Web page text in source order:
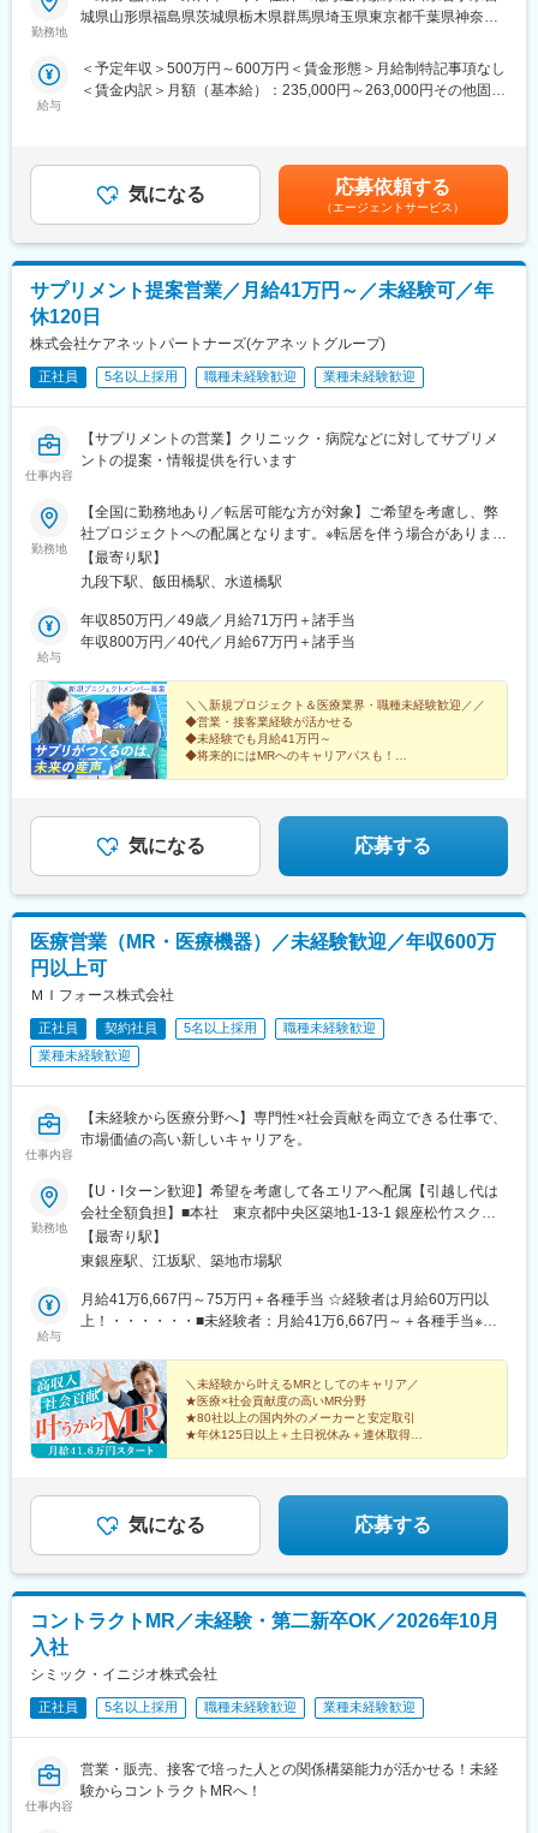
制！》
社部門（マネージャー、研修部門など）へのキャリアチェンジ」
など幅広いキャリアプランがあります。また、弊社のマネージャ
将来のキャリアに関してサポートをしていきます。
《職種に関して》
■MRとは主に医師や薬剤師等へ、担当製品の情報提供を行いま
す。担当施設の患者様に応じた情報提供や、担当製品の処方後の
情報収集を行います。
変更の範囲：会社の定める業務
＜入社月について＞
入社月が決まっているため同期も多く安心してスタート可能
具体的には、「どんな病気に効くか（効果）／安全性（副作用や
注意点）／品質に問題はないか」をわかりやすく伝えます
また、現場で使われた際の声を聞き取り製薬会社へ届け、より良
い薬づくりにも貢献します
自分が関わった薬が患者様の治療につながり、感謝されるやりが
いのある仕事です
＼＼求人のポイント／／
◎未経験から医療業界へ｜大手製薬会社のプロジェクトで働ける
◎3ヶ月研修＋OJTでゼロから育成｜専門性の高いキャリア形成
員など）が活躍中
▽約3ヶ月の研修（医療知識・業務理解）
▽現場配属（4ヶ月目～）※マネージャーなど周囲のサポートを受
けながら実務習得
▽キャリア形成（MR経験者スペシャリスト・管理職や本社管理職
へのキャリアアップ＆キャリアチェンジの可能性アリ）
■充実した研修制度
・全員未経験入社！同期とスタートできる環境
・配属後もマネージャーや先輩MRが成長をサポート
■手厚い福利厚生
・外勤手当（1日1,500円）
■当社の特徴
研修終了後は各製薬メーカーのプロジェクトに配属される『コン
クラクトMR』。配属期間は平均2～3年程。
新薬案件を中心にプロジェクトが豊富にあり、成長機会が広がり
ます。
■豊富なキャリアパス
がんや希少疾患の医薬品担当など専門性を深めるキャリアや、マ
ネジメント・人材育成など多様なキャリアパスが可能。実際に社
内でキャリアチェンジして活躍している社員も多数います。
変更の範囲：会社の定める業務
勤務地
城県山形県福島県茨城県栃木県群馬県埼玉県東京都千葉県神奈川
全面禁煙変更の範囲：会社の定める事業所
給与
＜予定年収＞500万円～600万円＜賃金形態＞月給制特記事項なし
＜賃金内訳＞月額（基本給）：235,000円～263,000円その他固定
を全額支給 ■賞与年2回（昨年度実績4.2ヶ月）、報酬改定年1回■
全国勤務が可能な方は、50万円の一時金を支給(3ヶ月の試用期間
後の翌月給与で支給)賃金はあくまでも目安の金額であり、選考を
通じて上下する可能性があります。月給(月額)は固定手当を含めた
表記です。
気になる 応募依頼する
（エージェントサービス）
サプリメント提案営業／月給41万円～／未経験可／年
休120日
株式会社ケアネットパートナーズ(ケアネットグループ)
正社員 5名以上採用 職種未経験歓迎 業種未経験歓迎
仕事内容
【サプリメントの営業】クリニック・病院などに対してサプリメ
ントの提案・情報提供を行います
勤務地
【全国に勤務地あり／転居可能な方が対象】ご希望を考慮し、弊
社プロジェクトへの配属となります。※転居を伴う場合があります
（転居可能な方が応募対象です）★転居にかかる費用は会社負担
（規定あり）！引っ越しの不安を感じている方もご安心くださ
引っ越し費用・物件の内見にかかる交通費・契約手続きにかかる
交通費新しい土地でのスタートを、会社がしっかりバックアップ
【最寄り駅】
九段下駅、飯田橋駅、水道橋駅
給与
年収850万円／49歳／月給71万円＋諸手当
年収800万円／40代／月給67万円＋諸手当
＼＼新規プロジェクト＆医療業界・職種未経験歓迎／／
◆営業・接客業経験が活かせる
◆未経験でも月給41万円～
◆将来的にはMRへのキャリアパスも！
気になる 応募する
医療営業（MR・医療機器）／未経験歓迎／年収600万
円以上可
ＭＩフォース株式会社
正社員 契約社員 5名以上採用
職種未経験歓迎
業種未経験歓迎
仕事内容
【未経験から医療分野へ】専門性×社会貢献を両立できる仕事で、
市場価値の高い新しいキャリアを。
勤務地
【U・Iターン歓迎】希望を考慮して各エリアへ配属【引越し代は
会社全額負担】■本社 東京都中央区築地1-13-1 銀座松竹スクエ
ア9F■勤務エリア：（1）北海道：北海道（2）東北：青森・秋
田・岩手・山形・宮城・福島（3）関東：東京・神奈川・千葉・埼
海：愛知・岐阜・三重・静岡（6）北陸：富山・石川・福井（7）
近畿：大阪・京都・滋賀・奈良・和歌山・兵庫（8）中国：岡山・
（10）九州：福岡・大分・宮崎・鹿児島・熊本・佐賀・長崎・沖
縄※勤務地限定～全国転勤（規定あり）の選択可能※配属エリアは
希望を考慮して決定いたします。希望範囲外への転勤はありませ
ん。※変更の範囲：会社の定める事業所（リモートワーク含む）
【最寄り駅】
東銀座駅、江坂駅、築地市場駅
給与
月給41万6,667円～75万円＋各種手当 ☆経験者は月給60万円以
上！・・・・・・■未経験者：月給41万6,667円～＋各種手当※上
過分は別途全額支給いたします。◎手当を含めれば初年度から年
収600万円以上も可能！・・・・・・■経験者：月給60万円～75万
円＋各種手当※上記には固定残業代（11万760円～／30時間分）を
含みます。※超過分は別途全額支給いたします。＜年収例＞◎初年
度年収は700万円以上！◎最大年収900万円以上も目指せる
万円／42歳（入社4年） 920万円／45歳（入社6年） ※諸手当含む
＼未経験から叶えるMRとしてのキャリア／
★医療×社会貢献度の高いMR分野
★80社以上の国内外のメーカーと安定取引
★年休125日以上＋土日祝休み＋連休取得OK
気になる 応募する
コントラクトMR／未経験・第二新卒OK／2026年10月
入社
シミック・イニジオ株式会社
正社員 5名以上採用 職種未経験歓迎 業種未経験歓迎
仕事内容
営業・販売、接客で培った人との関係構築能力が活かせる！未経
験からコントラクトMRへ！